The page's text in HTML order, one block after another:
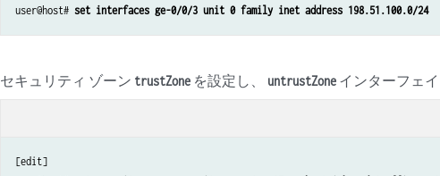
user@host# set interfaces ge-0/0/3 unit 0 family inet address 198.51.100.0/24
セキュリティ ゾーン trustZone を設定し、 untrustZone インターフェ
[edit]